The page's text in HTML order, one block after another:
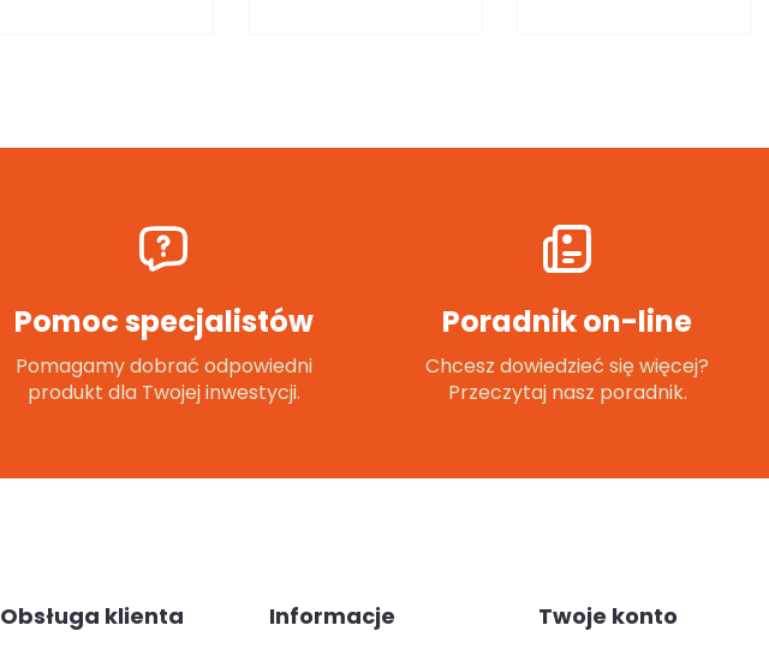
Pomoc specjalistów
Pomagamy dobrać odpowiedni
produkt dla Twojej inwestycji.
Poradnik on-line
Chcesz dowiedzieć się więcej?
Przeczytaj nasz poradnik.
Obsługa klienta Informacje Twoje konto